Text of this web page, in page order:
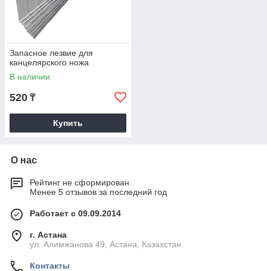
Запасное лезвие для
канцелярского ножа
В наличии
520 ₸
Купить
О нас
Рейтинг не сформирован
Менее 5 отзывов за последний год
Работает с 09.09.2014
г. Астана
ул. Алимжанова 49, Астана, Казахстан
Контакты